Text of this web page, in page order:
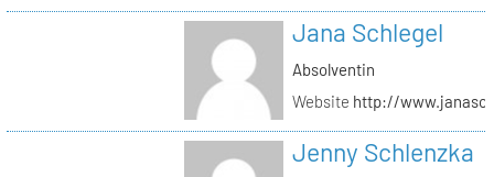
Jana Schlegel
Absolventin
Website http://
Jenny Schlenzka